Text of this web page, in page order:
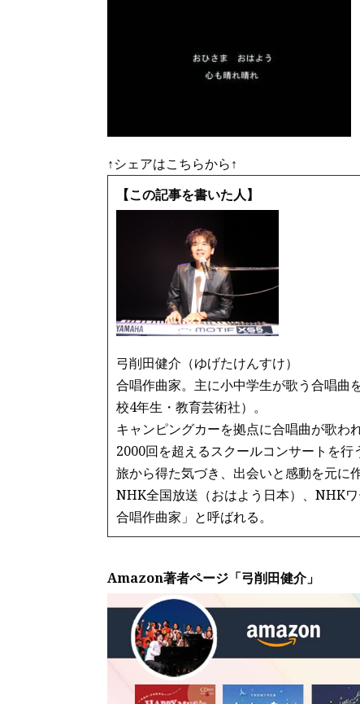
↑シェアはこちらから↑
【この記事を書いた人】
弓削田健介（ゆげたけんすけ）
合唱作曲家。主に小中学生が歌う合唱曲
校4年生・教育芸術社）。
キャンピングカーを拠点に合唱曲が歌わ
2000回を超えるスクールコンサートを行
旅から得た気づき、出会いと感動を元に
NHK全国放送（おはよう日本）、NHK
合唱作曲家」と呼ばれる。
Amazon著者ページ「弓削田健介」